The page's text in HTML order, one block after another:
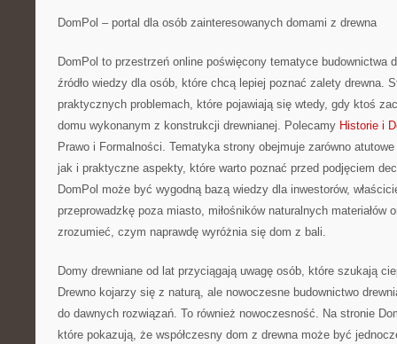
DomPol – portal dla osób zainteresowanych domami z drewna
DomPol to przestrzeń online poświęcony tematyce budownictwa
źródło wiedzy dla osób, które chcą lepiej poznać zalety drewna.
praktycznych problemach, które pojawiają się wtedy, gdy ktoś
domu wykonanym z konstrukcji drewnianej. Polecamy Historie i
Prawo i Formalności. Tematyka strony obejmuje zarówno
jak i praktyczne aspekty, które warto poznać przed podjęciem
DomPol może być wygodną bazą wiedzy dla inwestorów,
przeprowadzkę poza miasto, miłośników naturalnych
zrozumieć, czym naprawdę wyróżnia się dom z bali.
Domy drewniane od lat przyciągają uwagę osób, które szukają
Drewno kojarzy się z naturą, ale nowoczesne budownictwo
do dawnych rozwiązań. To również nowoczesność. Na stronie
które pokazują, że współczesny dom z drewna może być